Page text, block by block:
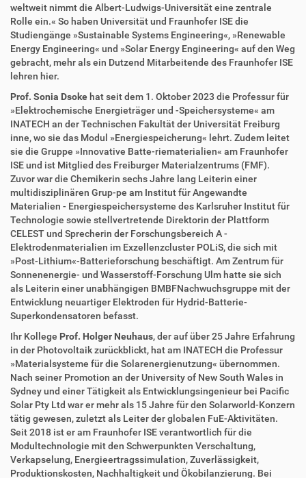
weltweit nimmt die Albert-Ludwigs-Universität eine zentrale
Rolle ein.« So haben Universität und Fraunhofer ISE die
Studiengänge »Sustainable Systems Engineering«, »Renewable
Energy Engineering« und »Solar Energy Engineering« auf den Weg
gebracht, mehr als ein Dutzend Mitarbeitende des Fraunhofer ISE
lehren hier.
Prof. Sonia Dsoke hat seit dem 1. Oktober 2023 die Professur für
»Elektrochemische Energieträger und -Speichersysteme« am
INATECH an der Technischen Fakultät der Universität Freiburg
inne, wo sie das Modul »Energiespeicherung« lehrt. Zudem leitet
sie die Gruppe »Innovative Batte-riematerialien« am Fraunhofer
ISE und ist Mitglied des Freiburger Materialzentrums (FMF).
Zuvor war die Chemikerin sechs Jahre lang Leiterin einer
multidisziplinären Grup-pe am Institut für Angewandte
Materialien - Energiespeichersysteme des Karlsruher Institut für
Technologie sowie stellvertretende Direktorin der Plattform
CELEST und Sprecherin der Forschungsbereich A -
Elektrodenmaterialien im Exzellenzcluster POLiS, die sich mit
»Post-Lithium«-Batterieforschung beschäftigt. Am Zentrum für
Sonnenenergie- und Wasserstoff-Forschung Ulm hatte sie sich
als Leiterin einer unabhängigen BMBFNachwuchsgruppe mit der
Entwicklung neuartiger Elektroden für Hydrid-Batterie-
Superkondensatoren befasst.
Ihr Kollege Prof. Holger Neuhaus, der auf über 25 Jahre Erfahrung
in der Photovoltaik zurückblickt, hat am INATECH die Professur
»Materialsysteme für die Solarenergienutzung« übernommen.
Nach seiner Promotion an der University of New South Wales in
Sydney und einer Tätigkeit als Entwicklungsingenieur bei Pacific
Solar Pty Ltd war er mehr als 15 Jahre für den Solarworld-Konzern
tätig gewesen, zuletzt als Leiter der globalen FuE-Aktivitäten.
Seit 2018 ist er am Fraunhofer ISE verantwortlich für die
Modultechnologie mit den Schwerpunkten Verschaltung,
Verkapselung, Energieertragssimulation, Zuverlässigkeit,
Produktionskosten, Nachhaltigkeit und Ökobilanzierung. Bei